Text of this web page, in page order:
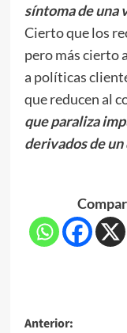
síntoma de una
Cierto que los
pero más cierto
a políticas
que reducen al
que paraliza
derivados de
Anterior: